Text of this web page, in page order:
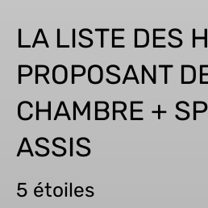
LA LISTE DES
PROPOSANT
CHAMBRE +
ASSIS
5 étoiles